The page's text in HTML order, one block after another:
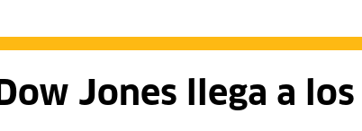
Dow Jones llega a